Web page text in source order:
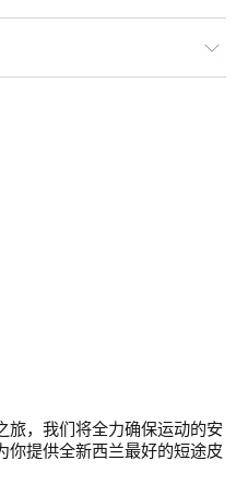
旅，我们将全力确保运动的安
你提供全新西兰最好的短途皮